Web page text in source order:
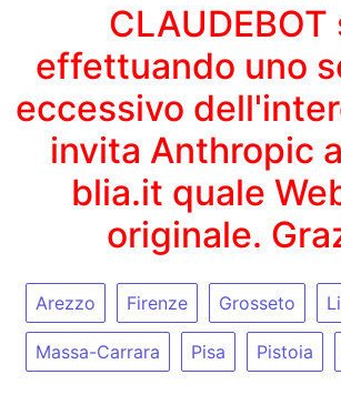
CLAUDEBOT
effettuando uno
eccessivo
invita Anthropic
blia.it quale
originale.
Arezzo Firenze Grosseto
Massa-Carrara Pisa Pistoia